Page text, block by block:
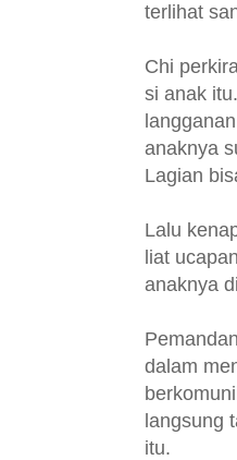
terlihat
Chi
si anak
anaknya
Lagian
Lalu
liat
anaknya
dalam
langsung
itu.